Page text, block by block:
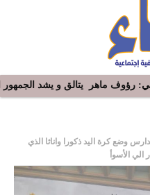
رؤوف ماهر يتالق و يشد الجمهور
وضع كرة اليد ذكورا واناثا الذي
الأسوأ